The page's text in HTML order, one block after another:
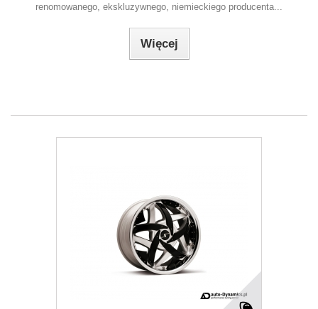
renomowanego, ekskluzywnego, niemieckiego producenta...
Więcej